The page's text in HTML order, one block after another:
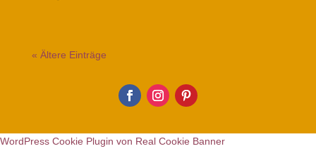
« Ältere Einträge
WordPress Cookie Plugin von Real Cookie Banner